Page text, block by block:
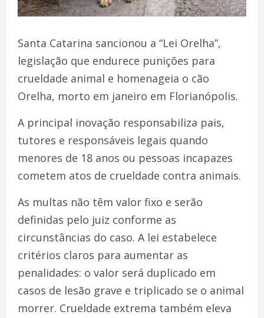
Santa Catarina sancionou a “Lei Orelha”,
legislação que endurece punições para
crueldade animal e homenageia o cão
Orelha, morto em janeiro em Florianópolis.
A principal inovação responsabiliza pais,
tutores e responsáveis legais quando
menores de 18 anos ou pessoas incapazes
cometem atos de crueldade contra animais.
As multas não têm valor fixo e serão
definidas pelo juiz conforme as
circunstâncias do caso. A lei estabelece
critérios claros para aumentar as
penalidades: o valor será duplicado em
casos de lesão grave e triplicado se o animal
morrer. Crueldade extrema também eleva